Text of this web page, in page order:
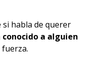
si habla de querer
conocido a alguien